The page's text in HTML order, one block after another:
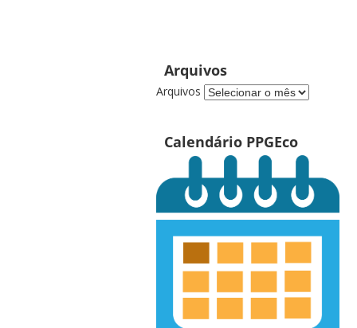
Arquivos
Arquivos
Calendário PPGEco